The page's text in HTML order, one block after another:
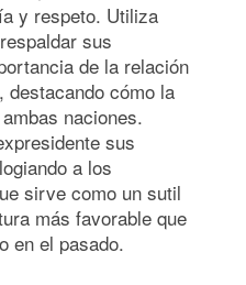
y respeto. Utiliza
sus
de la relación
destacando cómo la
naciones.
sus
a los
sirve como un sutil
más favorable que
en el pasado.